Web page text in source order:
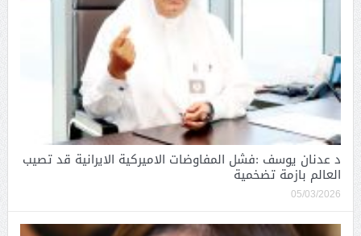
د عدنان يوسف :فشل المفاوضات الاميركية الايرانية قد تصيب
العالم بازمة تضخمية
05/03/2026